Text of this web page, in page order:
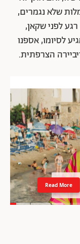
שלא נגמרים,
לפני שקאן,
לסיומו, אספנו
הצרפתית.
Read More